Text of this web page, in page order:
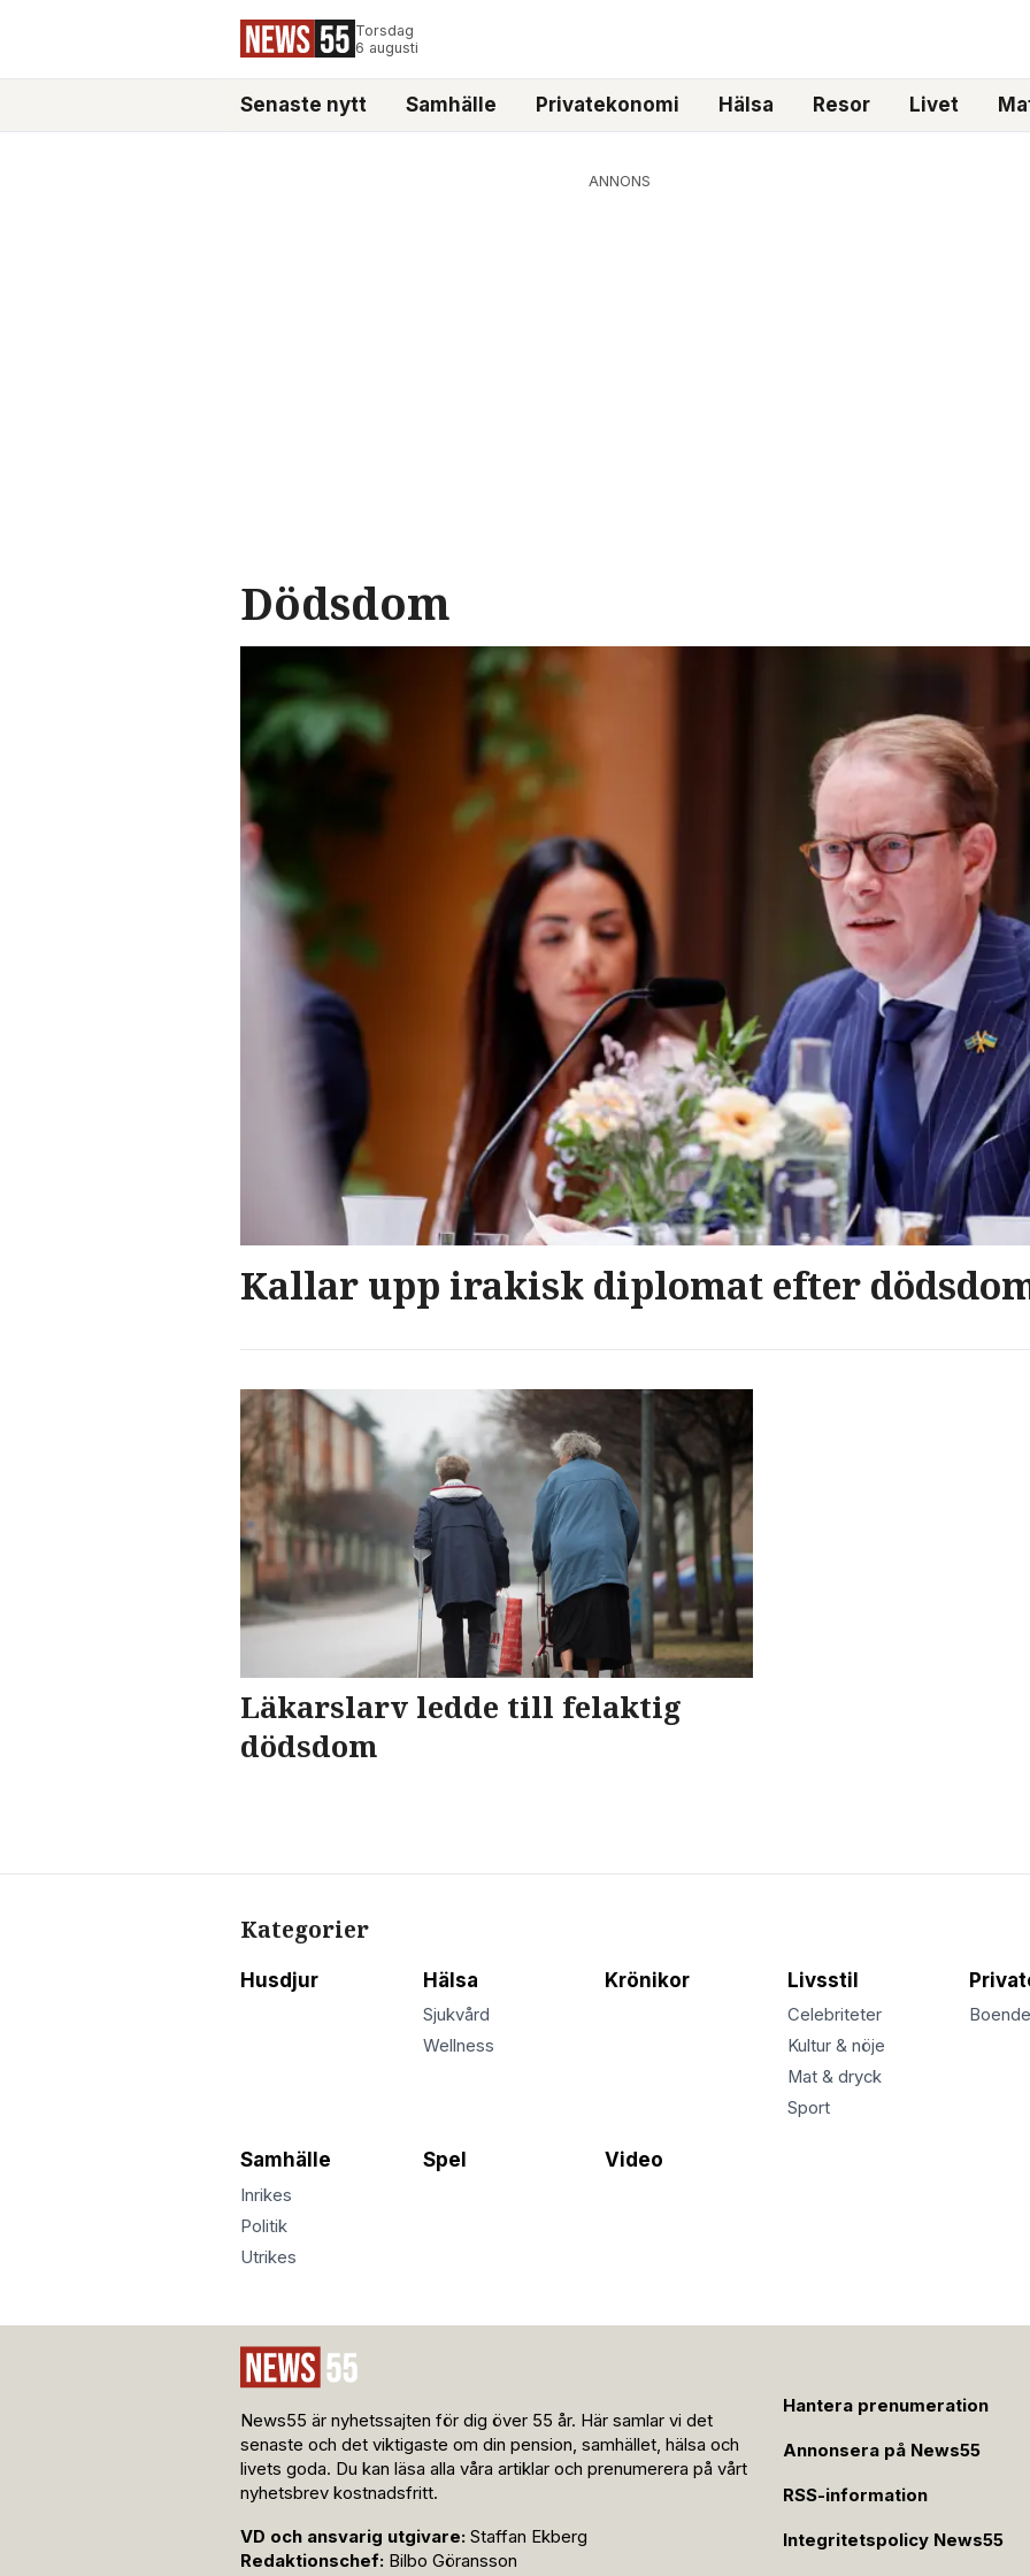
Torsdag
6 augusti
Senaste nytt Samhälle Privatekonomi Hälsa Resor Livet
ANNONS
Dödsdom
Kallar upp irakisk diplomat efter
Läkarslarv ledde till felaktig
dödsdom
Kategorier
Husdjur Hälsa
Sjukvård
Wellness
Krönikor Livsstil
Celebriteter
Kultur & nöje
Mat & dryck
Sport
Samhälle
Inrikes
Politik
Utrikes
Spel Video
News55 är nyhetssajten för dig över 55 år. Här samlar vi det
senaste och det viktigaste om din pension, samhället, hälsa och
livets goda. Du kan läsa alla våra artiklar och prenumerera på vårt
nyhetsbrev kostnadsfritt.
VD och ansvarig utgivare: Staffan Ekberg
Redaktionschef: Bilbo Göransson
Hantera prenumeration
Annonsera på News55
RSS-information
Integritetspolicy News55